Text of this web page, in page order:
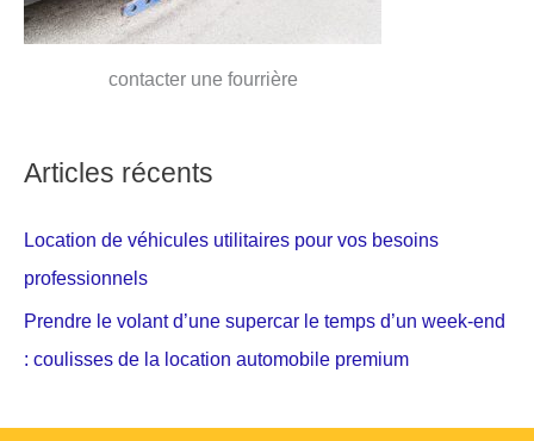
contacter une fourrière
Articles récents
Location de véhicules utilitaires pour vos besoins
professionnels
Prendre le volant d’une supercar le temps d’un week-end
: coulisses de la location automobile premium